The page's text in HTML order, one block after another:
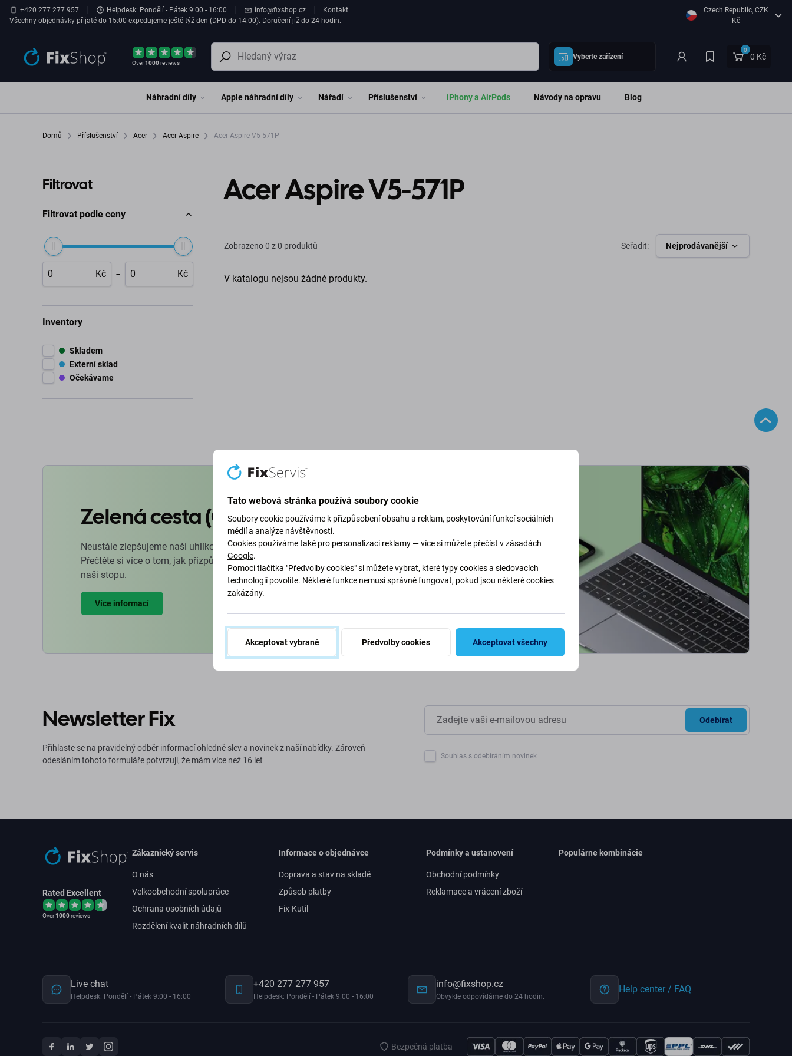
Přeskočit na hlavní obsah
+420 277 277 957 Helpdesk: Pondělí - Pátek 9:00 - 16:00 info@fixshop.cz
Kontakt
Všechny objednávky přijaté do 15:00 expedujeme ještě týž den (DPD do 14:00). Doručení již do 24 hodin.
Czech Republic, CZK
Kč
Over1000reviews
Vyberte zařízení
0
0 Kč
Náhradní díly Apple náhradní díly Nářadí Příslušenství iPhony a AirPods Návody na opravu Blog
Domů Příslušenství Acer Acer Aspire Acer Aspire V5-571P
Filtrovat
Filtrovat podle ceny
Kč - Kč
Inventory
Skladem
Externí sklad
Očekávame
Acer Aspire V5-571P
Zobrazeno0 z 0 produktů Seřadit: Nejprodávanější
V katalogu nejsou žádné produkty.
Zelená cesta (Going Green)
Neustále zlepšujeme naši uhlíkovou stopu, abychom chránili naši planetu.
Přečtěte si více o tom, jak přizpůsobujeme naše procesy, abychom snížili
naši stopu.
Více informací
Newsletter Fix
Přihlaste se na pravidelný odběr informací ohledně slev a novinek z naší nabídky. Zároveň
odesláním tohoto formuláře potvrzuji, že mám více než 16 let
Odebírat
Souhlas s odebíráním novinek
Rated Excellent
Over1000reviews
Zákaznický servis
O nás
Velkoobchodní spolupráce
Ochrana osobních údajů
Rozdělení kvalit náhradních dílů
Informace o objednávce
Doprava a stav na skladě
Způsob platby
Fix-Kutil
Podmínky a ustanovení
Obchodní podmínky
Reklamace a vrácení zboží
Populárne kombinácie
Live chat
Helpdesk: Pondělí - Pátek 9:00 - 16:00
+420 277 277 957
Helpdesk: Pondělí - Pátek 9:00 - 16:00
info@fixshop.cz
Obvykle odpovídáme do 24 hodin.
Help center / FAQ
Bezpečná platba
Tato webová stránka používá soubory cookie
Soubory cookie používáme k přizpůsobení obsahu a reklam, poskytování funkcí sociálních
médií a analýze návštěvnosti.
Cookies používáme také pro personalizaci reklamy — více si můžete přečíst vzásadách
Google.
Pomocí tlačítka "Předvolby cookies" si můžete vybrat, které typy cookies a sledovacích
technologií povolíte. Některé funkce nemusí správně fungovat, pokud jsou některé cookies
zakázány.
Akceptovat vybrané Předvolby cookies Akceptovat všechny